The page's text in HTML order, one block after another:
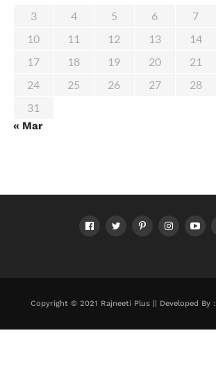
3
4 5 6 7
10
11 12 13 14
17
18 19 20 21
24
25 26 27 28
31
« Mar
Copyright © 2021 Rajneeti Plus || Developed By :